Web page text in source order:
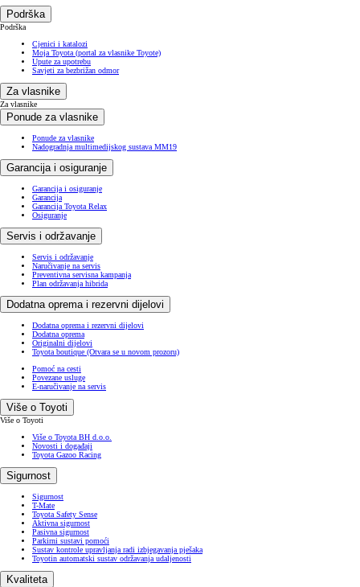
Podrška
Podrška
Cjenici i katalozi
Moja Toyota (portal za vlasnike Toyote)
Upute za upotrebu
Savjeti za bezbrižan odmor
Za vlasnike
Za vlasnike
Ponude za vlasnike
Ponude za vlasnike
Nadogradnja multimedijskog sustava MM19
Garancija i osiguranje
Garancija i osiguranje
Garancija
Garancija Toyota Relax
Osiguranje
Servis i održavanje
Servis i održavanje
Naručivanje na servis
Preventivna servisna kampanja
Plan održavanja hibrida
Dodatna oprema i rezervni dijelovi
Dodatna oprema i rezervni dijelovi
Dodatna oprema
Originalni dijelovi
Toyota boutique (Otvara se u novom prozoru)
Pomoć na cesti
Povezane usluge
E-naručivanje na servis
Više o Toyoti
Više o Toyoti
Više o Toyota BH d.o.o.
Novosti i događaji
Toyota Gazoo Racing
Sigurnost
Sigurnost
T-Mate
Toyota Safety Sense
Aktivna sigurnost
Pasivna sigurnost
Parkirni sustavi pomoći
Sustav kontrole upravljanja radi izbjegavanja pješaka
Toyotin automatski sustav održavanja udaljenosti
Kvaliteta